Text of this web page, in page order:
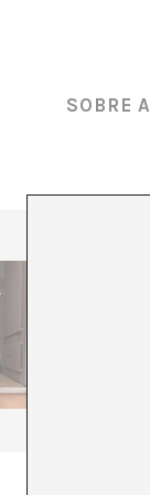
SOBRE
social.